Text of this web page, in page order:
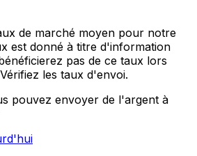
de marché moyen pour notre
est donné à titre d'information
pas de ce taux lors
Vérifiez les taux d'envoi.
pouvez envoyer de l'argent à